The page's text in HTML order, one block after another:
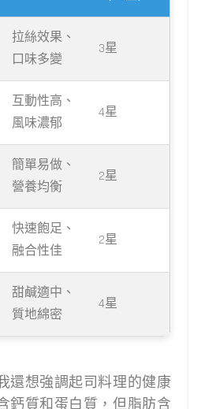
拉絲效果、
口味多變
3星
互動性高、
風味濃郁
4星
簡單易做、
營養均衡
2星
快速飽足、
融合性佳
2星
甜鹹適中、
質地綿密
4星
還想強調起司料理的健康
鈣質和蛋白質，但脂肪含